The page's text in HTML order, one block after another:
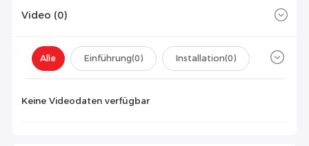
Video (0)
Alle Einführung(0) Installation(0)
Keine Videodaten verfügbar